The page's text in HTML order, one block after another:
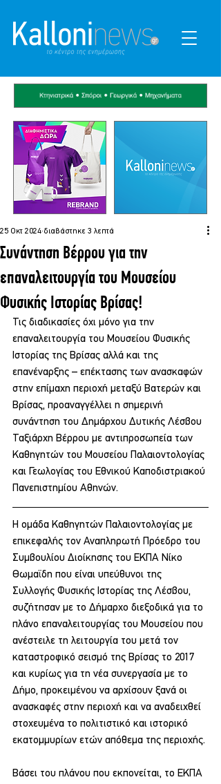
Συνάντηση Βέρρου για την
επαναλειτουργία του Μουσείου
Φυσικής Ιστορίας Βρίσας!
25 Οκτ 2024 διαβάστηκε 3 λεπτά
Τις διαδικασίες όχι μόνο για την
επαναλειτουργία του Μουσείου Φυσικής
Ιστορίας της Βρίσας αλλά και της
επανέναρξης – επέκτασης των ανασκαφών
στην επίμαχη περιοχή μεταξύ Βατερών και
Βρίσας, προαναγγέλλει η σημερινή
συνάντηση του Δημάρχου Δυτικής Λέσβου
Ταξιάρχη Βέρρου με αντιπροσωπεία των
Καθηγητών του Μουσείου Παλαιοντολογίας
και Γεωλογίας του Εθνικού Καποδιστριακού
Πανεπιστημίου Αθηνών.
Η ομάδα Καθηγητών Παλαιοντολογίας με
επικεφαλής τον Αναπληρωτή Πρόεδρο του
Συμβουλίου Διοίκησης του ΕΚΠΑ Νίκο
Θωμαϊδη που είναι υπεύθυνοι της
Συλλογής Φυσικής Ιστορίας της Λέσβου,
συζήτησαν με το Δήμαρχο διεξοδικά για το
πλάνο επαναλειτουργίας του Μουσείου που
ανέστειλε τη λειτουργία του μετά τον
καταστροφικό σεισμό της Βρίσας το 2017
και κυρίως για τη νέα συνεργασία με το
Δήμο, προκειμένου να αρχίσουν ξανά οι
ανασκαφές στην περιοχή και να αναδειχθεί
στοχευμένα το πολιτιστικό και ιστορικό
εκατομμυρίων ετών απόθεμα της περιοχής.
Βάσει του πλάνου που εκπονείται, το ΕΚΠΑ